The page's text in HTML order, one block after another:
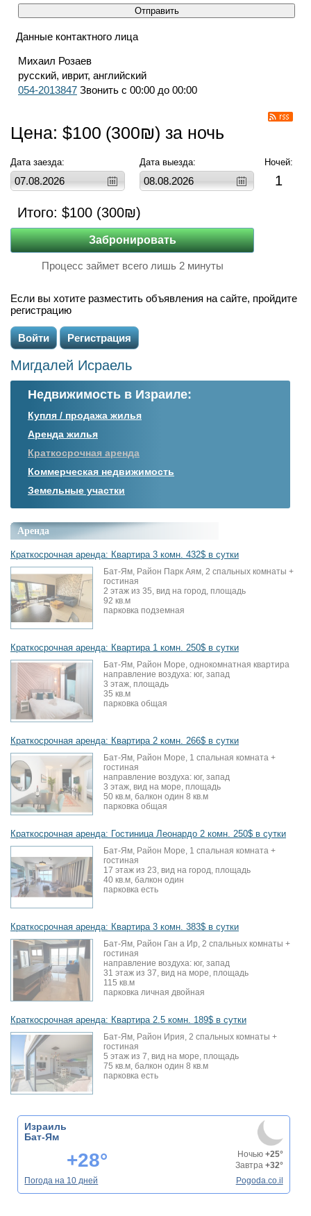
Данные контактного лица
Михаил Розаев
русский, иврит, английский
054-2013847 Звонить с 00:00 до 00:00
Цена: $100 (300₪) за ночь
Дата заезда: Дата выезда: Ночей:
1
Итого: $100 (300₪)
Процесс займет всего лишь 2 минуты
Если вы хотите разместить объявления на сайте, пройдите
регистрацию
Войти Регистрация
Мигдалей Исраель
Недвижимость в Израиле:
Купля / продажа жилья
Аренда жилья
Краткосрочная аренда
Коммерческая недвижимость
Земельные участки
Аренда
Краткосрочная аренда: Квартира 3 комн. 432$ в сутки
Бат-Ям, Район Парк Аям, 2 спальных комнаты +
гостиная
2 этаж из 35, вид на город, площадь
92 кв.м
парковка подземная
Краткосрочная аренда: Квартира 1 комн. 250$ в сутки
Бат-Ям, Район Море, однокомнатная квартира
направление воздуха: юг, запад
3 этаж, площадь
35 кв.м
парковка общая
Краткосрочная аренда: Квартира 2 комн. 266$ в сутки
Бат-Ям, Район Море, 1 спальная комната +
гостиная
направление воздуха: юг, запад
3 этаж, вид на море, площадь
50 кв.м, балкон один 8 кв.м
парковка общая
Краткосрочная аренда: Гостиница Леонардо 2 комн. 250$ в сутки
Бат-Ям, Район Море, 1 спальная комната +
гостиная
17 этаж из 23, вид на город, площадь
40 кв.м, балкон один
парковка есть
Краткосрочная аренда: Квартира 3 комн. 383$ в сутки
Бат-Ям, Район Ган а Ир, 2 спальных комнаты +
гостиная
направление воздуха: юг, запад
31 этаж из 37, вид на море, площадь
115 кв.м
парковка личная двойная
Краткосрочная аренда: Квартира 2.5 комн. 189$ в сутки
Бат-Ям, Район Ирия, 2 спальных комнаты +
гостиная
5 этаж из 7, вид на море, площадь
75 кв.м, балкон один 8 кв.м
парковка есть
Израиль
Бат-Ям
+28° Ночью +25°
Завтра +32°
Погода на 10 дней
Pogoda.co.il